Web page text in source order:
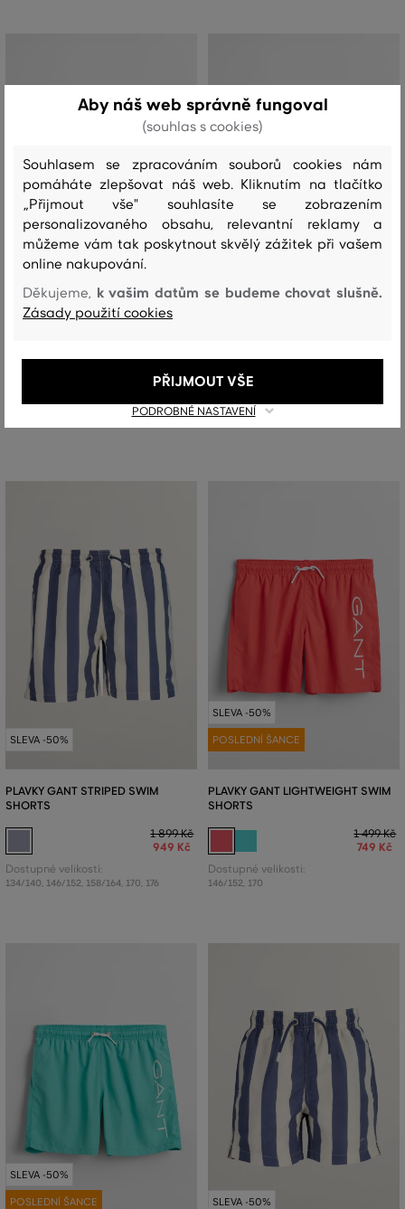
SLEVA -50%
1 599 Kč
799 Kč
Dostupné velikosti:
170, 176
SLEVA -50%
Dostupné velikosti:
146/152, 158/164
SLEVA -50%
PLAVKY GANT STRIPED SWIM
SHORTS
1 899 Kč
949 Kč
Dostupné velikosti:
134/140, 146/152, 158/164, 170, 176
SLEVA -50%
POSLEDNÍ ŠANCE
PLAVKY GANT LIGHTWEIGHT SWIM
SHORTS
1 499 Kč
749 Kč
Dostupné velikosti:
146/152, 170
SLEVA -50%
POSLEDNÍ ŠANCE SLEVA -50%
Aby náš web správně fungoval
(souhlas s cookies)
Souhlasem se zpracováním souborů cookies nám
pomáháte zlepšovat náš web. Kliknutím na tlačítko
„Přijmout vše" souhlasíte se zobrazením
personalizovaného obsahu, relevantní reklamy a
můžeme vám tak poskytnout skvělý zážitek při vašem
online nakupování.
Děkujeme, k vašim datům se budeme chovat slušně.
Zásady použití cookies
PODROBNÉ NASTAVENÍ
PŘIJMOUT VŠE